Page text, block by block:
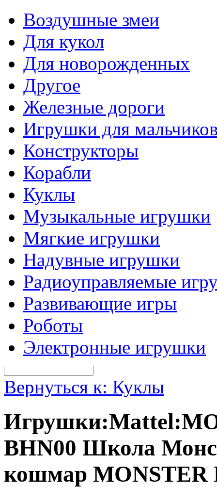
Воздушные змеи
Для кукол
Для новорожденных
Другое
Железные дороги
Игрушки для
Конструкторы
Корабли
Куклы
Музыкальные игрушки
Мягкие игрушки
Надувные игрушки
Радиоуправляемые
Развивающие игры
Роботы
Электронные игрушки
Вернуться к: Куклы
BHN00 Школа
кошмар MONSTER